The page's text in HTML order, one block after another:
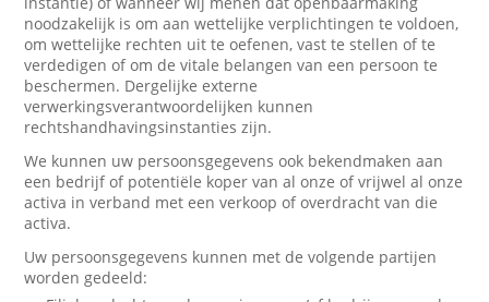
noodzakelijk is om aan wettelijke verplichtingen te voldoen,
om wettelijke rechten uit te oefenen, vast te stellen of te
verdedigen of om de vitale belangen van een persoon te
beschermen. Dergelijke externe
verwerkingsverantwoordelijken kunnen
rechtshandhavingsinstanties zijn.
We kunnen uw persoonsgegevens ook bekendmaken aan
een bedrijf of potentiële koper van al onze of vrijwel al onze
activa in verband met een verkoop of overdracht van die
activa.
Uw persoonsgegevens kunnen met de volgende partijen
worden gedeeld: